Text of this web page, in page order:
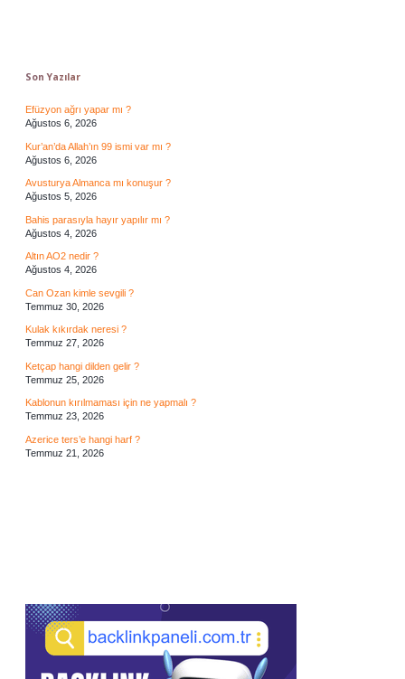
Son Yazılar
Efüzyon ağrı yapar mı ?
Ağustos 6, 2026
Kur’an’da Allah’ın 99 ismi var mı ?
Ağustos 6, 2026
Avusturya Almanca mı konuşur ?
Ağustos 5, 2026
Bahis parasıyla hayır yapılır mı ?
Ağustos 4, 2026
Altın AO2 nedir ?
Ağustos 4, 2026
Can Ozan kimle sevgili ?
Temmuz 30, 2026
Kulak kıkırdak neresi ?
Temmuz 27, 2026
Ketçap hangi dilden gelir ?
Temmuz 25, 2026
Kablonun kırılmaması için ne yapmalı ?
Temmuz 23, 2026
Azerice ters’e hangi harf ?
Temmuz 21, 2026